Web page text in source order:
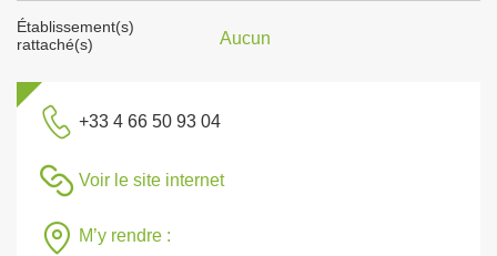
Établissement(s)
rattaché(s)
Aucun
+33 4 66 50 93 04
Voir le site internet
M’y rendre :